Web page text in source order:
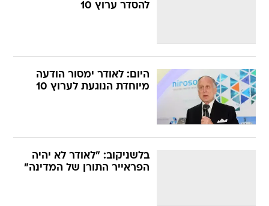
להסדר ערוץ 10
היום: לאודר ימסור הודעה
מיוחדת הנוגעת לערוץ 10
בלשניקוב: "לאודר לא יהיה
הפראייר התורן של המדינה"